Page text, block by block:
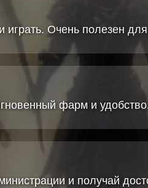
играть. Очень полезен
фарм и
и получай